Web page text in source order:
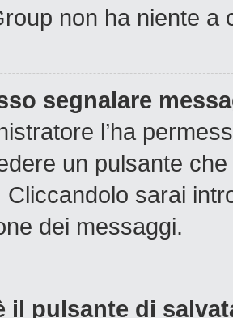
non ha niente a
segnalare
l’ha
un pulsante
Cliccandolo sarai
dei messaggi.
il pulsante di